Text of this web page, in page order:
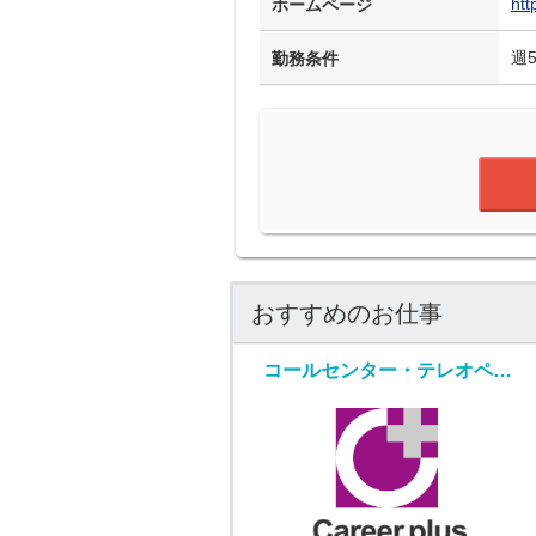
ホームページ
勤務条件 週
おすすめのお仕事
コールセンター・テレオペ（発信）(ビッグデータを扱うIT企業での法人向けインサイドセールス)